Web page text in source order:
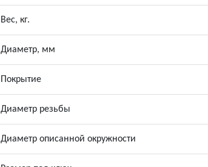
Вес, кг.
Диаметр, мм
Покрытие
Диаметр резьбы
Диаметр описанной окружности